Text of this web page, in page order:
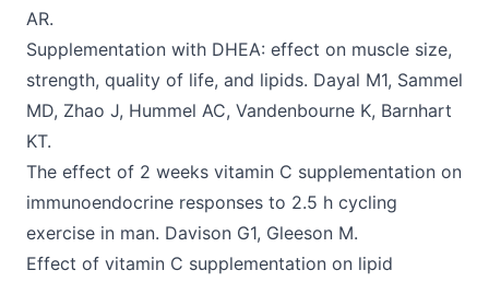
AR.
Supplementation with DHEA: effect on muscle size,
strength, quality of life, and lipids. Dayal M1, Sammel
MD, Zhao J, Hummel AC, Vandenbourne K, Barnhart
KT.
The effect of 2 weeks vitamin C supplementation on
immunoendocrine responses to 2.5 h cycling
exercise in man. Davison G1, Gleeson M.
Effect of vitamin C supplementation on lipid